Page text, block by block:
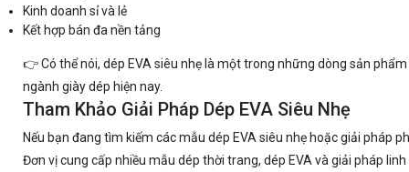
Kinh doanh sỉ và lẻ
Kết hợp bán đa nền tảng
👉 Có thể nói, dép EVA siêu nhẹ là một trong những dòng sản
ngành giày dép hiện nay.
Tham Khảo Giải Pháp Dép EVA Siêu Nhẹ
Nếu bạn đang tìm kiếm các mẫu dép EVA siêu nhẹ hoặc giải
Đơn vị cung cấp nhiều mẫu dép thời trang, dép EVA và giải pháp